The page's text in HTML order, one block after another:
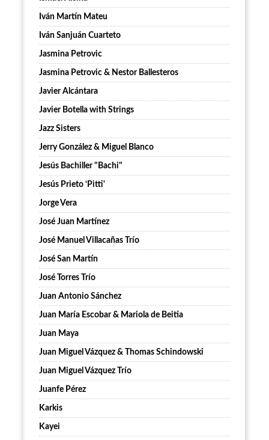
Iván Martín Mateu
Iván Sanjuán Cuarteto
Jasmina Petrovic
Jasmina Petrovic & Nestor Ballesteros
Javier Alcántara
Javier Botella with Strings
Jazz Sisters
Jerry González & Miguel Blanco
Jesús Bachiller "Bachi"
Jesús Prieto ‘Pitti'
Jorge Vera
José Juan Martínez
José Manuel Villacañas Trío
José San Martín
José Torres Trío
Juan Antonio Sánchez
Juan María Escobar & Mariola de Beitia
Juan Maya
Juan Miguel Vázquez & Thomas Schindowski
Juan Miguel Vázquez Trío
Juanfe Pérez
Karkis
Kayei